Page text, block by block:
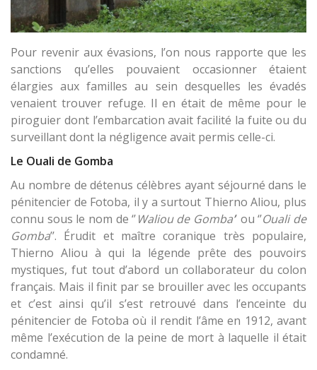
Pour revenir aux évasions, l’on nous rapporte que les
sanctions qu’elles pouvaient occasionner étaient
élargies aux familles au sein desquelles les évadés
venaient trouver refuge. Il en était de même pour le
piroguier dont l’embarcation avait facilité la fuite ou du
surveillant dont la négligence avait permis celle-ci.
Le Ouali de Gomba
Au nombre de détenus célèbres ayant séjourné dans le
pénitencier de Fotoba, il y a surtout Thierno Aliou, plus
connu sous le nom de ‘’Waliou de Gomba’’ ou ‘’Ouali de
Gomba’’. Érudit et maître coranique très populaire,
Thierno Aliou à qui la légende prête des pouvoirs
mystiques, fut tout d’abord un collaborateur du colon
français. Mais il finit par se brouiller avec les occupants
et c’est ainsi qu’il s’est retrouvé dans l’enceinte du
pénitencier de Fotoba où il rendit l’âme en 1912, avant
même l’exécution de la peine de mort à laquelle il était
condamné.